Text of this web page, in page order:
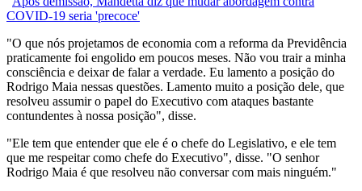
COVID-19 seria 'precoce'
"O que nós projetamos de economia com a reforma da Previdência
praticamente foi engolido em poucos meses. Não vou trair a minha
consciência e deixar de falar a verdade. Eu lamento a posição do
Rodrigo Maia nessas questões. Lamento muito a posição dele, que
resolveu assumir o papel do Executivo com ataques bastante
contundentes à nossa posição", disse.
"Ele tem que entender que ele é o chefe do Legislativo, e ele tem
que me respeitar como chefe do Executivo", disse. "O senhor
Rodrigo Maia é que resolveu não conversar com mais ninguém."